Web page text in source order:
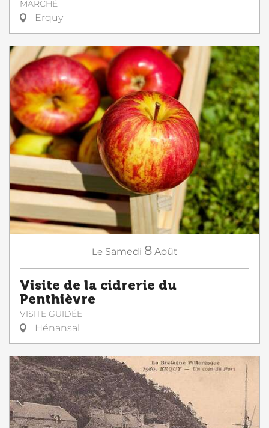
MARCHÉ
Erquy
Le Samedi 8 Août
Visite de la cidrerie du
Penthièvre
VISITE GUIDÉE
Hénansal